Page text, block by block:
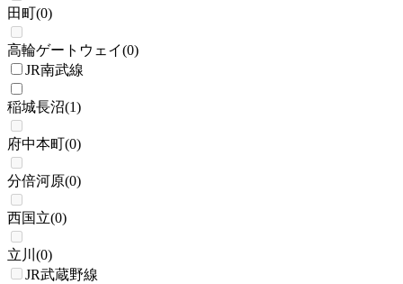
田町(0)
高輪ゲートウェイ(0)
JR南武線
稲城長沼(1)
府中本町(0)
分倍河原(0)
西国立(0)
立川 (0)
JR武蔵野線